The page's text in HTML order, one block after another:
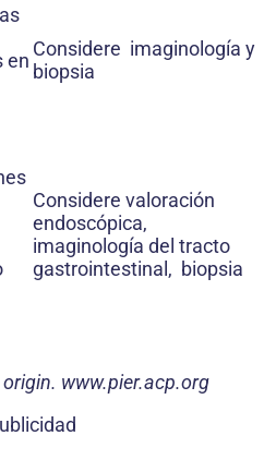
en
Considere imaginología y
biopsia
Considere valoración
endoscópica,
imaginología del tracto
gastrointestinal, biopsia
www.pier.acp.org